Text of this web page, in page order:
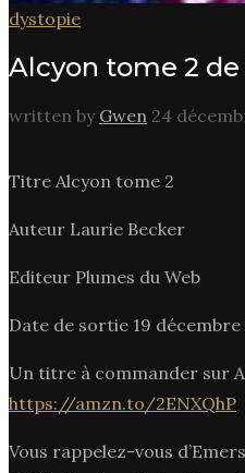
dystopie
Alcyon tome 2
written by Gwen 24
Titre Alcyon tome 2
Auteur Laurie Becker
Editeur Plumes du Web
Date de sortie 19 décembre
Un titre à commander sur
https://amzn.to/2ENXQhP
Vous rappelez-vous